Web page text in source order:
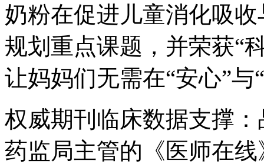
奶粉在促进儿童消化吸
规划重点课题，并荣获“
让妈妈们无需在“安心”与
权威期刊临床数据支撑
药监局主管的《医师在